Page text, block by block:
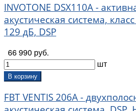
INVOTONE DSX110A -
акустическая система,
129 дБ, DSP
66 990 руб.
шт
В корзину
FBT VENTIS 206A -